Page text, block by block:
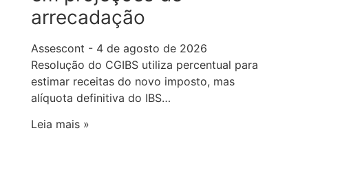
arrecadação
Assescont
4 de agosto de 2026
Resolução do CGIBS utiliza percentual para
estimar receitas do novo imposto, mas
alíquota definitiva do IBS…
Leia mais »